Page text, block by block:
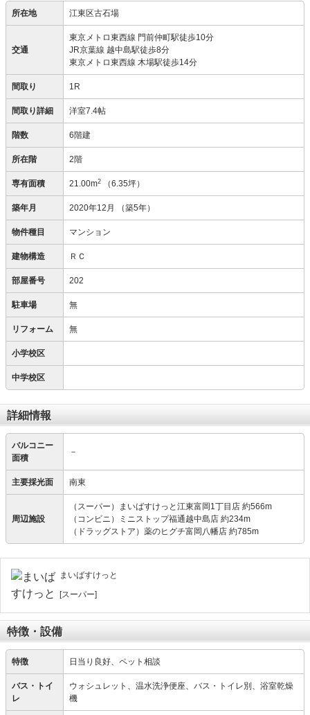
所在地 江東区古石場
交通
東京メトロ東西線 門前仲町駅徒歩10分
JR京葉線 越中島駅徒歩8分
東京メトロ東西線 木場駅徒歩14分
間取り 1R
間取り詳細 洋室7.4帖
階数 6階建
所在階 2階
専有面積 21.00m2 （6.35坪）
築年月 2020年12月 （築5年）
物件種目 マンション
建物構造 ＲＣ
部屋番号 202
駐車場 無
リフォーム 無
小学校区
中学校区
詳細情報
バルコニー
面積
－
主要採光面 南東
周辺施設
（スーパー）まいばすけっと江東富岡1丁目店 約566m
（コンビニ）ミニストップ福通越中島店 約234m
（ドラッグストア）薬のヒグチ富岡八幡店 約785m
まいばすけっと
[スーパー]
特徴・設備
特徴 日当り良好、ペット相談
バス・トイ
レ
ウォシュレット、温水洗浄便座、バス・トイレ別、浴室乾燥
機